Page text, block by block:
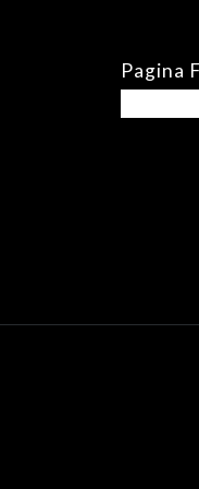
Pagina